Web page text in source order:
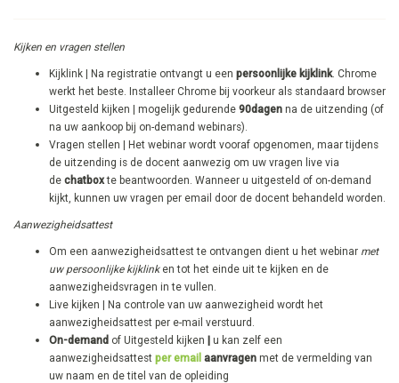
Kijken en vragen stellen
Kijklink | Na registratie ontvangt u een persoonlijke kijklink. Chrome
werkt het beste. Installeer Chrome bij voorkeur als standaard browser
Uitgesteld kijken | mogelijk gedurende 90dagen na de uitzending (of
na uw aankoop bij on-demand webinars).
​Vragen stellen | Het webinar wordt vooraf opgenomen, maar tijdens
de uitzending is de docent aanwezig om uw vragen live via
de chatboxte beantwoorden. Wanneer u uitgesteld of on-demand
kijkt, kunnen uw vragen per email door de docent behandeld worden.
Aanwezigheidsattest
Om een aanwezigheidsattest te ontvangen dient u het webinar met
uw persoonlijke kijklink en tot het einde uit te kijken en de
aanwezigheidsvragen in te vullen.
Live kijken | Na controle van uw aanwezigheid wordt het
aanwezigheidsattest per e-mail verstuurd.
On-demand of Uitgesteld kijken
u kan zelf een
aanwezigheidsattest per email aanvragen met de vermelding van
uw naam en de titel van de opleiding